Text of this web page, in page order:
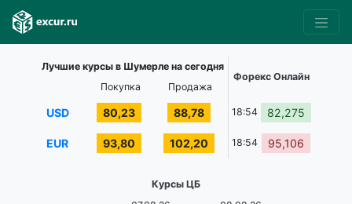
Лучшие курсы в Шумерле на сегодня
Форекс Онлайн
Покупка
Продажа
USD 80,23 88,78 18:54 82,275
EUR 93,80 102,20 18:54 95,106
Курсы ЦБ